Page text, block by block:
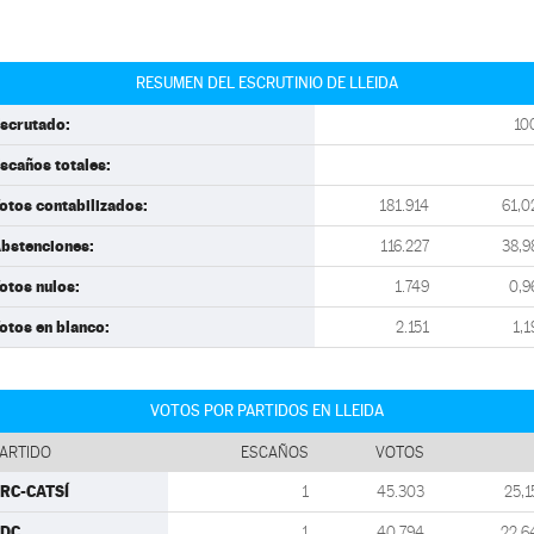
RESUMEN DEL ESCRUTINIO DE LLEIDA
totales:
contabilizados: 181.914
116.227
nulos: 1.749
en blanco: 2.151
VOTOS POR PARTIDOS EN LLEIDA
ESCAÑOS VOTOS
CATSÍ 1 45.303